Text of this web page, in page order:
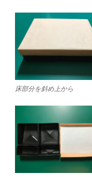
床部分を斜め上から